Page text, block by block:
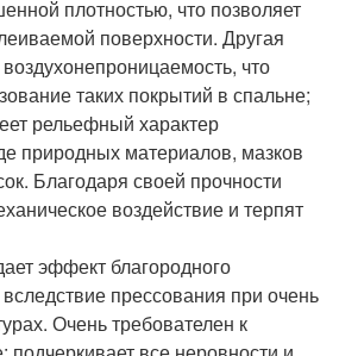
плотностью, что позволяет
поверхности. Другая
что
таких покрытий в спальне;
рельефный характер
природных материалов, мазков
Благодаря своей прочности
воздействие и терпят
эффект благородного
прессования при очень
Очень требователен к